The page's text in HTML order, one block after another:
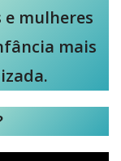
mulheres
mais